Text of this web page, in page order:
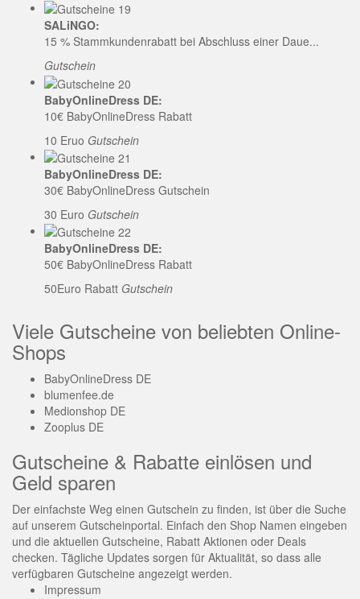
SALiNGO:
15 % Stammkundenrabatt bei Abschluss einer Daue...
Gutschein
BabyOnlineDress DE:
10€ BabyOnlineDress Rabatt
10 Eruo Gutschein
BabyOnlineDress DE:
30€ BabyOnlineDress Gutschein
30 Euro Gutschein
BabyOnlineDress DE:
50€ BabyOnlineDress Rabatt
50Euro Rabatt Gutschein
Viele Gutscheine von beliebten Online-
Shops
BabyOnlineDress DE
blumenfee.de
Medionshop DE
Zooplus DE
Gutscheine & Rabatte einlösen und
Geld sparen
Der einfachste Weg einen Gutschein zu finden, ist über die Suche
auf unserem Gutscheinportal. Einfach den Shop Namen eingeben
und die aktuellen Gutscheine, Rabatt Aktionen oder Deals
checken. Tägliche Updates sorgen für Aktualität, so dass alle
verfügbaren Gutscheine angezeigt werden.
Impressum